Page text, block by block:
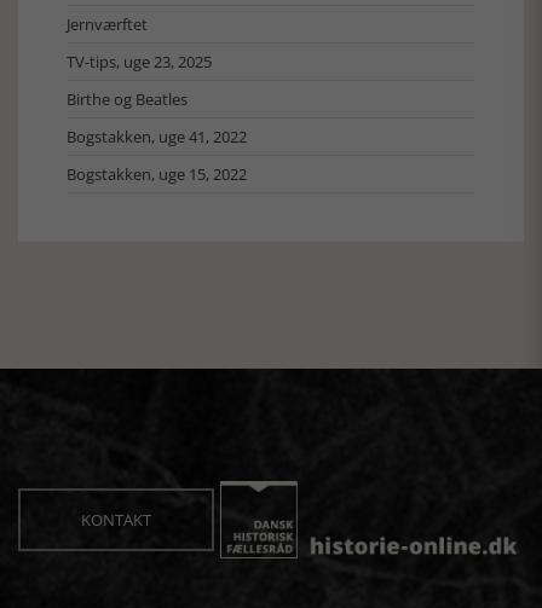
Jernværftet
TV-tips, uge 23, 2025
Birthe og Beatles
Bogstakken, uge 41, 2022
Bogstakken, uge 15, 2022
KONTAKT